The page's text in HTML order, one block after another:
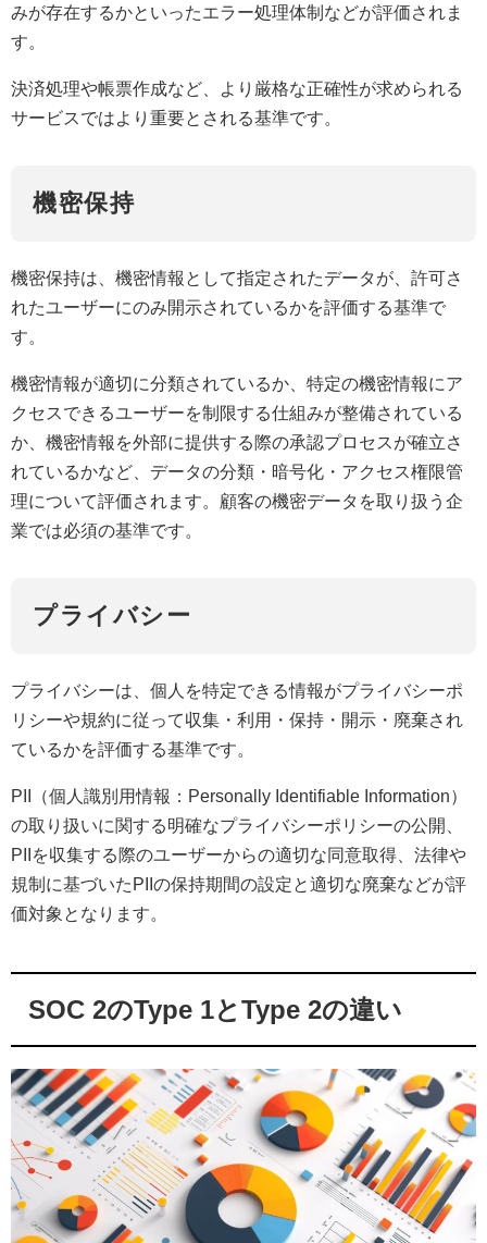
みが存在するかといったエラー処理体制などが評価されま
す。
決済処理や帳票作成など、より厳格な正確性が求められる
サービスではより重要とされる基準です。
機密保持
機密保持は、機密情報として指定されたデータが、許可さ
れたユーザーにのみ開示されているかを評価する基準で
す。
機密情報が適切に分類されているか、特定の機密情報にア
クセスできるユーザーを制限する仕組みが整備されている
か、機密情報を外部に提供する際の承認プロセスが確立さ
れているかなど、データの分類・暗号化・アクセス権限管
理について評価されます。顧客の機密データを取り扱う企
業では必須の基準です。
プライバシー
プライバシーは、個人を特定できる情報がプライバシーポ
リシーや規約に従って収集・利用・保持・開示・廃棄され
ているかを評価する基準です。
PII（個人識別用情報：Personally Identifiable Information）
の取り扱いに関する明確なプライバシーポリシーの公開、
PIIを収集する際のユーザーからの適切な同意取得、法律や
規制に基づいたPIIの保持期間の設定と適切な廃棄などが評
価対象となります。
SOC 2のType 1とType 2の違い